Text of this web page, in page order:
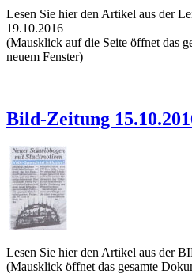
Lesen Sie hier den Artikel aus der
19.10.2016
(Mausklick auf die Seite öffnet das
neuem Fenster)
Bild-Zeitung
Lesen Sie hier den Artikel aus der
(Mausklick öffnet das gesamte